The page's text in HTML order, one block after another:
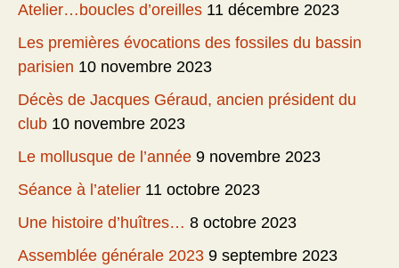
Atelier…boucles d’oreilles 11 décembre 2023
Les premières évocations des fossiles du bassin
parisien 10 novembre 2023
Décès de Jacques Géraud, ancien président du
club 10 novembre 2023
Le mollusque de l’année 9 novembre 2023
Séance à l’atelier 11 octobre 2023
Une histoire d’huîtres… 8 octobre 2023
Assemblée générale 2023 9 septembre 2023